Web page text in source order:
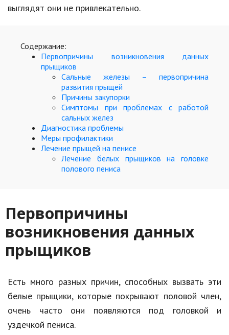
Авто, мото
Недвижимость
Спорт и фитнес
Психология и отношения
Творчество и рукоделие
Разное
Работа и бизнес
Праздники и подарки
Кинематограф
Домашние животные
Путешествия
Строительство
выглядят они не привлекательно.
Содержание:
Первопричины возникновения данных
прыщиков
Сальные железы – первопричина
развития прыщей
Причины закупорки
Симптомы при проблемах с работой
сальных желез
Диагностика проблемы
Меры профилактики
Лечение прыщей на пенисе
Лечение белых прыщиков на головке
полового пениса
Первопричины
возникновения данных
прыщиков
Есть много разных причин, способных вызвать эти
белые прыщики, которые покрывают половой член,
очень часто они появляются под головкой и
уздечкой пениса.